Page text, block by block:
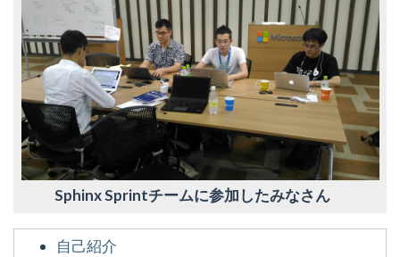
Sphinx Sprintチームに参加したみなさん
自己紹介